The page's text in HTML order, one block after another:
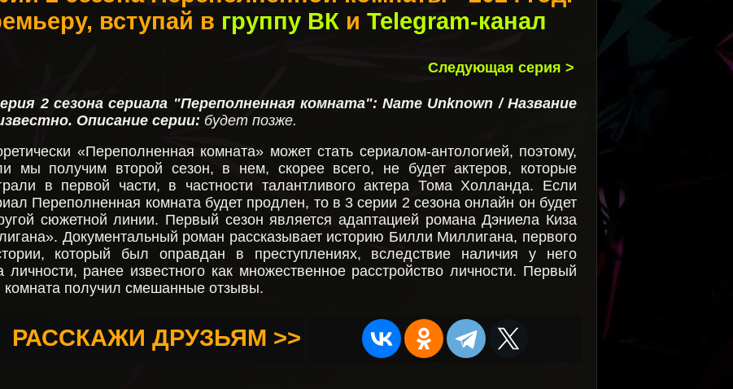
вступай в группу ВК и Telegram-канал
Следующая серия >
2 сезона сериала "Переполненная комната": Name Unknown / Название
. Описание серии: будет позже.
«Переполненная комната» может стать сериалом-антологией, поэтому,
мы получим второй сезон, в нем, скорее всего, не будет актеров, которые
в первой части, в частности талантливого актера Тома Холланда. Если
Переполненная комната будет продлен, то в 3 серии 2 сезона онлайн он будет
сюжетной линии. Первый сезон является адаптацией романа Дэниела Киза
Документальный роман рассказывает историю Билли Миллигана, первого
который был оправдан в преступлениях, вследствие наличия у него
личности, ранее известного как множественное расстройство личности. Первый
получил смешанные отзывы.
РАССКАЖИ ДРУЗЬЯМ >>